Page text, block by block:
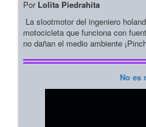
Por Lolita Piedrahita
La slootmotor del ingeniero
motocicleta que funciona con
no dañan el medio ambiente
No es